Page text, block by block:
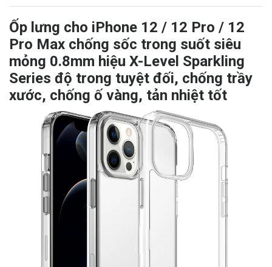
Ốp lưng cho iPhone 12 / 12 Pro / 12
Pro Max chống sốc trong suốt siêu
mỏng 0.8mm hiệu X-Level Sparkling
Series độ trong tuyệt đối, chống trầy
xước, chống ố vàng, tản nhiệt tốt